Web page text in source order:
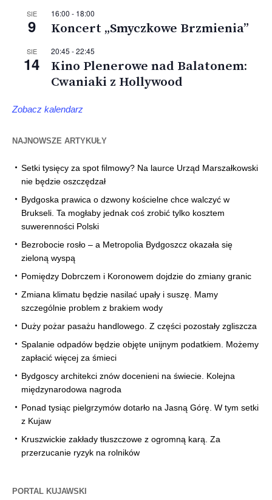
SIE
9
16:00 - 18:00
Koncert „Smyczkowe Brzmienia”
SIE
14
20:45 -22:45
Kino Plenerowe nad Balatonem:
Cwaniaki z Hollywood
Zobacz kalendarz
NAJNOWSZE ARTYKUŁY
Setki tysięcy za spot filmowy? Na laurce Urząd Marszałkowski
nie będzie oszczędzał
Bydgoska prawica o dzwony kościelne chce walczyć w
Brukseli. Ta mogłaby jednak coś zrobić tylko kosztem
suwerenności Polski
Bezrobocie rosło – a Metropolia Bydgoszcz okazała się
zieloną wyspą
Pomiędzy Dobrczem i Koronowem dojdzie do zmiany granic
Zmiana klimatu będzie nasilać upały i suszę. Mamy
szczególnie problem z brakiem wody
Duży pożar pasażu handlowego. Z części pozostały zgliszcza
Spalanie odpadów będzie objęte unijnym podatkiem. Możemy
zapłacić więcej za śmieci
Bydgoscy architekci znów docenieni na świecie. Kolejna
międzynarodowa nagroda
Ponad tysiąc pielgrzymów dotarło na Jasną Górę. W tym setki
z Kujaw
Kruszwickie zakłady tłuszczowe z ogromną karą. Za
przerzucanie ryzyk na rolników
PORTAL KUJAWSKI